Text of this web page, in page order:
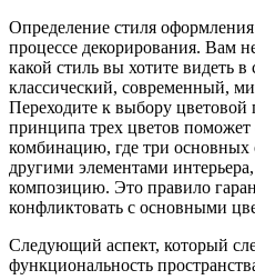
Определение стиля
процессе декорирования. Вам
какой стиль вы хотите видеть в
классический, современный,
Переходите к выбору
принципа трех цветов
комбинацию, где три основных
другими элементами
композицию. Это правило
конфликтовать с основными
Следующий аспект, который
функциональность